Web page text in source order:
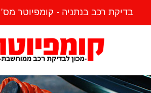
בדיקת רכב בנתניה - קומפיוטר מס' 1